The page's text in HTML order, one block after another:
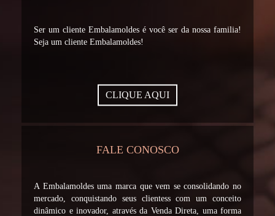
Ser um cliente Embalamoldes é você ser da nossa familia!
Seja um cliente Embalamoldes!
CLIQUE AQUI
FALE CONOSCO
A Embalamoldes uma marca que vem se consolidando no
mercado, conquistando seus clientess com um conceito
dinâmico e inovador, através da Venda Direta, uma forma